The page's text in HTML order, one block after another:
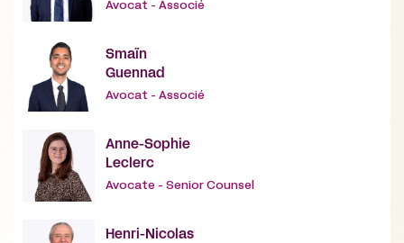
Avocat - Associé
Smaïn
Guennad
Avocat - Associé
Anne-Sophie
Leclerc
Avocate - Senior Counsel
Henri-Nicolas